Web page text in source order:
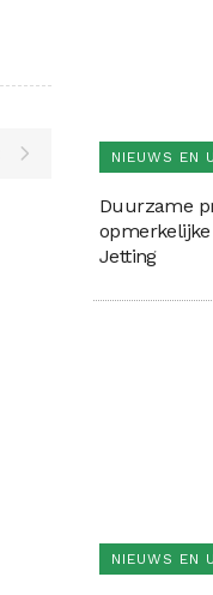
NIEUWS EN
Duurzame
Jetting
NIEUWS EN